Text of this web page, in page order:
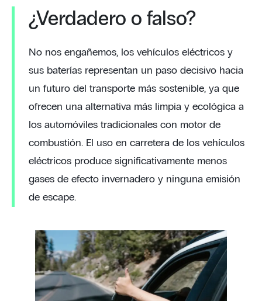
¿Verdadero o falso?
No nos engañemos, los vehículos eléctricos y
sus baterías representan un paso decisivo hacia
un futuro del transporte más sostenible, ya que
ofrecen una alternativa más limpia y ecológica a
los automóviles tradicionales con motor de
combustión. El uso en carretera de los vehículos
eléctricos produce significativamente menos
gases de efecto invernadero y ninguna emisión
de escape.